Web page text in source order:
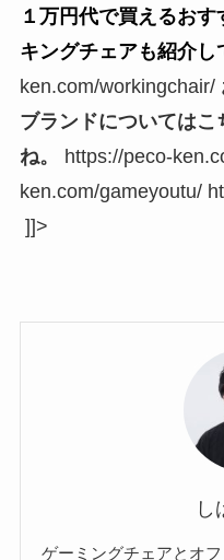
１万円代で買えるお
キングチェアも紹介し
ken.com/workingchair/
ブランドについては
ね。
https://peco-
ken.com/gameyoutu/
]]>
し
ゲーミングチェアとオ